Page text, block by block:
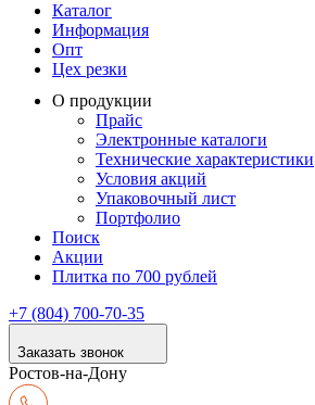
Каталог
Информация
Опт
Цех резки
О продукции
Прайс
Электронные каталоги
Технические характеристики
Условия акций
Упаковочный лист
Портфолио
Поиск
Акции
Плитка по 700 рублей
+7 (804) 700-70-35
Заказать звонок
Ростов-на-Дону